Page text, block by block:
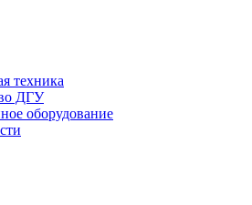
техника
ДГУ
оборудование